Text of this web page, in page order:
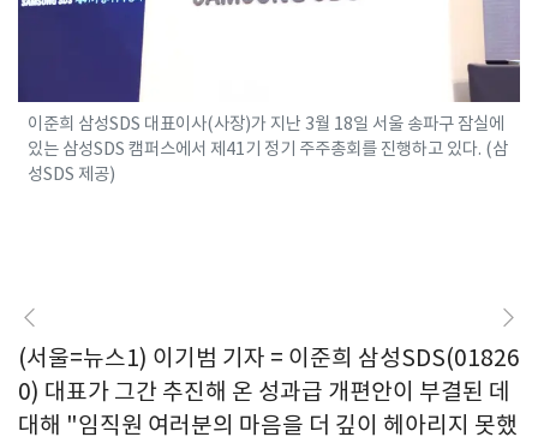
이준희 삼성SDS 대표이사(사장)가 지난 3월 18일 서울 송파구 잠실에
있는 삼성SDS 캠퍼스에서 제41기 정기 주주총회를 진행하고 있다. (삼
성SDS 제공)
(서울=뉴스1) 이기범 기자 = 이준희 삼성SDS(01826
0) 대표가 그간 추진해 온 성과급 개편안이 부결된 데
대해 "임직원 여러분의 마음을 더 깊이 헤아리지 못했